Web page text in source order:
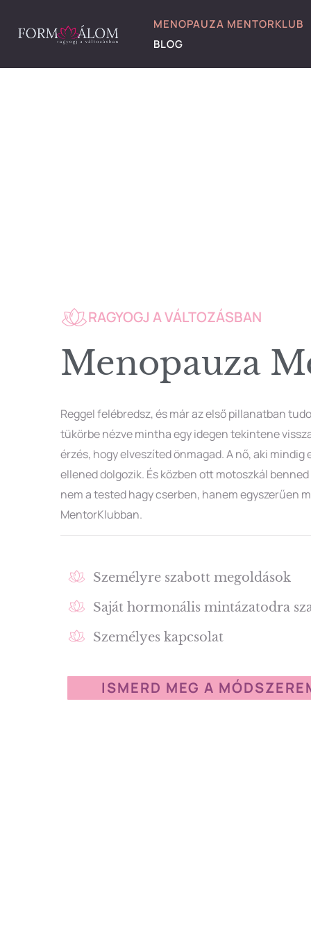
MENOPAUZA MENTORKLUB
BLOG
RAGYOGJ A VÁLTOZÁSBAN
Menopauza
Reggel felébredsz, és már az első pillanatban
tükörbe nézve mintha egy idegen tekintene
érzés, hogy elveszíted önmagad. A nő, aki
ellened dolgozik. És közben ott motoszkál
nem a tested hagy cserben, hanem egyszerűen
MentorKlubban.
Személyre szabott megoldások
Saját hormonális mintázatodra
Személyes kapcsolat
ISMERD MEG A